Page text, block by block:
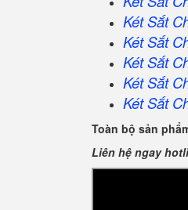
Két Sắt
Két Sắt
Két Sắt
Két Sắt
Két Sắt
Toàn bộ sản
Liên hệ ngay